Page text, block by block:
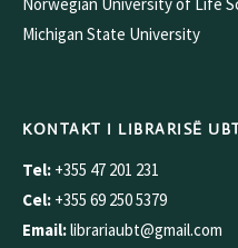
Norwegian University of Life
Michigan State University
KONTAKT I LIBRARISË
Tel: +355 47 201 231
Cel: +355 69 250 5379
Email:librariaubt@gmail.com